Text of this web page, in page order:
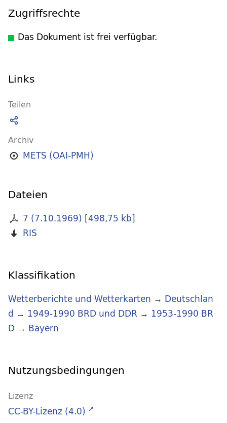
Zugriffsrechte
Das Dokument ist frei verfügbar.
Links
Teilen
Archiv
METS (OAI-PMH)
Dateien
7 (7.10.1969) [498,75 kb]
RIS
Klassifikation
Wetterberichte und Wetterkarten → Deutschlan
d → 1949-1990 BRD und DDR → 1953-1990 BR
D → Bayern
Nutzungsbedingungen
Lizenz
CC-BY-Lizenz (4.0)